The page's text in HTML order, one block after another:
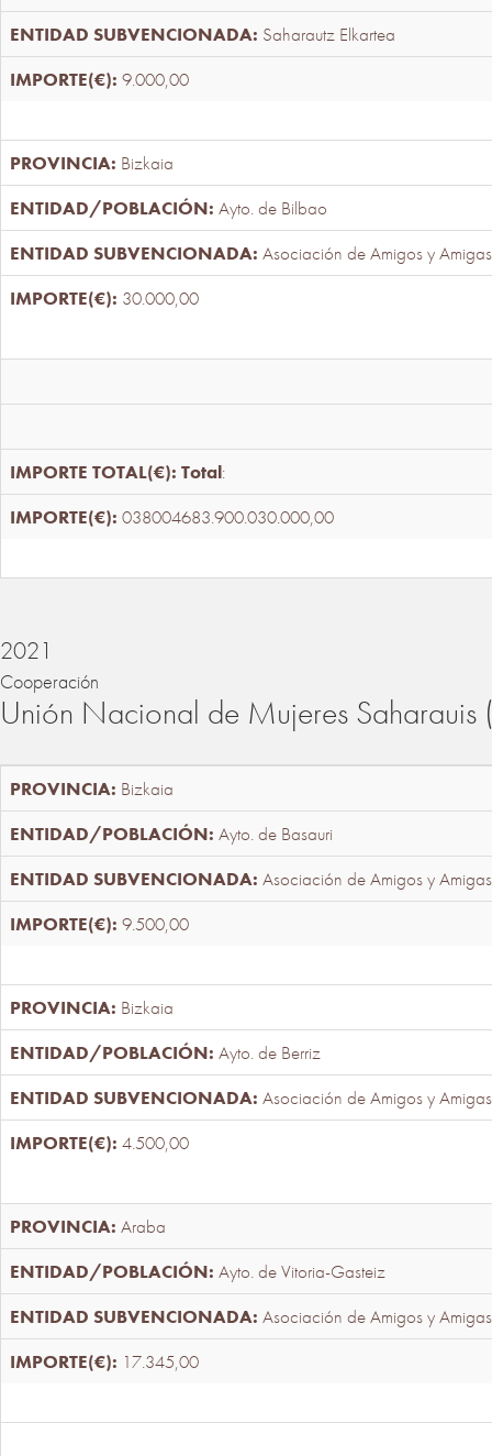
Saharautz Elkartea
9.000,00
Bizkaia
Ayto. de Bilbao
Asociación de Amigos y
30.000,00
Total:
038004683.900.030.000,00
2021
Cooperación
Unión Nacional de Mujeres
Bizkaia
Ayto. de Basauri
Asociación de Amigos y
9.500,00
Bizkaia
Ayto. de Berriz
Asociación de Amigos y
4.500,00
Araba
Ayto. de Vitoria-Gasteiz
Asociación de Amigos y
17.345,00